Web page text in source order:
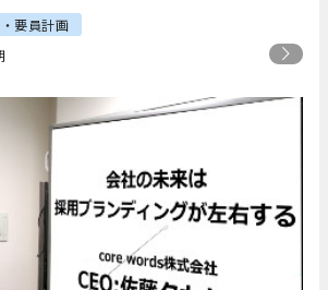
要員計画